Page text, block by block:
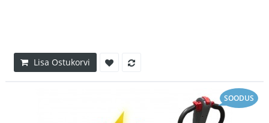
Lisa Ostukorvi
SOODUS